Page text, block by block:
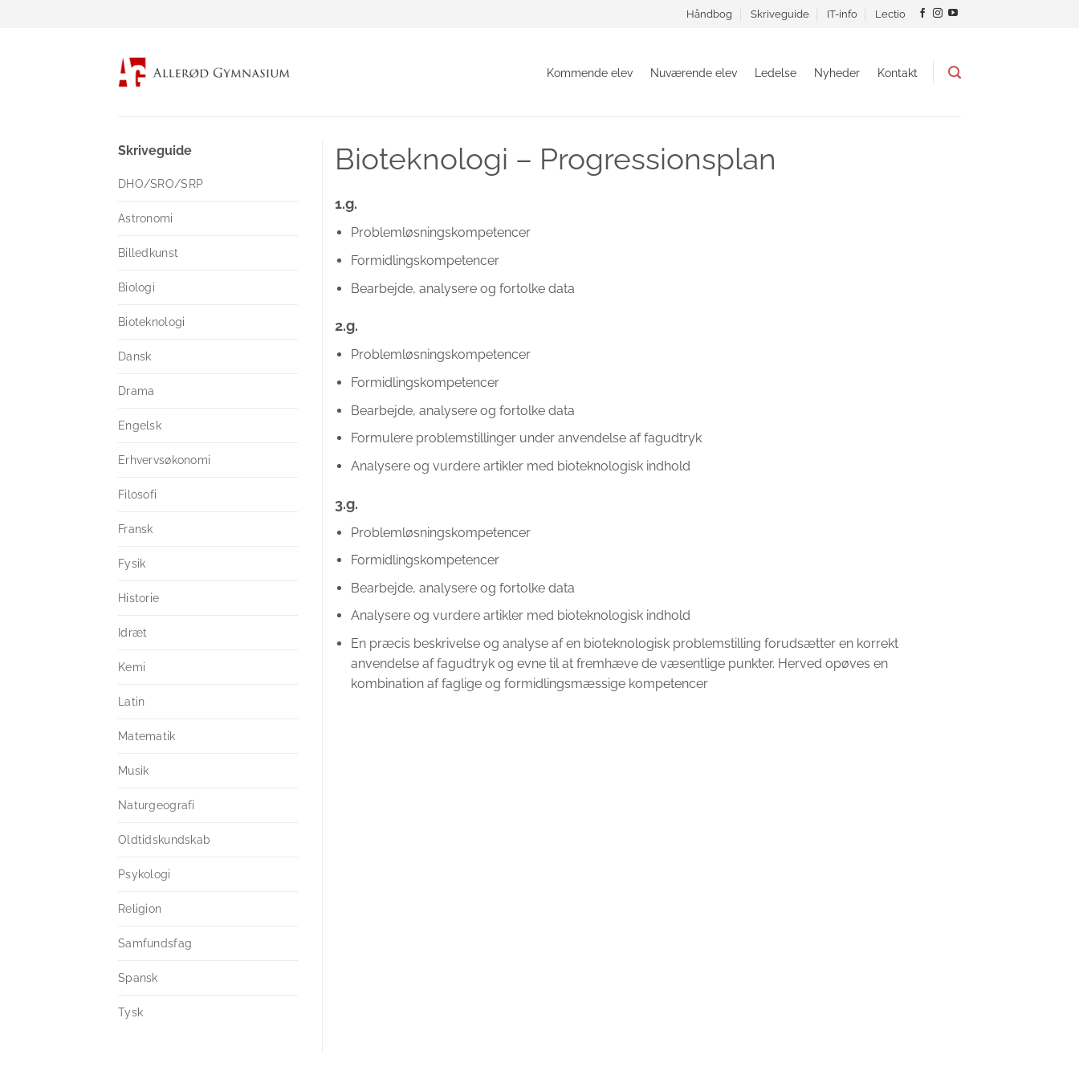
Håndbog Skriveguide IT-info Lectio
Kommende elev Nuværende elev Ledelse Nyheder Kontakt
Bioteknologi – Progressionsplan
1.g.
Problemløsningskompetencer
Formidlingskompetencer
Bearbejde, analysere og fortolke data
2.g.
Problemløsningskompetencer
Formidlingskompetencer
Bearbejde, analysere og fortolke data
Formulere problemstillinger under anvendelse af fagudtryk
Analysere og vurdere artikler med bioteknologisk indhold
3.g.
Problemløsningskompetencer
Formidlingskompetencer
Bearbejde, analysere og fortolke data
Analysere og vurdere artikler med bioteknologisk indhold
En præcis beskrivelse og analyse af en bioteknologisk problemstilling forudsætter en korrekt
anvendelse af fagudtryk og evne til at fremhæve de væsentlige punkter. Herved opøves en
kombination af faglige og formidlingsmæssige kompetencer
Skriveguide
DHO/SRO/SRP
Astronomi
Billedkunst
Biologi
Bioteknologi
Dansk
Drama
Engelsk
Erhvervsøkonomi
Filosofi
Fransk
Fysik
Historie
Idræt
Kemi
Latin
Matematik
Musik
Naturgeografi
Oldtidskundskab
Psykologi
Religion
Samfundsfag
Spansk
Tysk